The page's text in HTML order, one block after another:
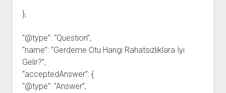
},
“@type”: “Question”,
“name”: “Gerdeme Otu Hangi Rahatsızlıklara İyi
Gelir?”,
“acceptedAnswer”: {
“@type”: “Answer”,